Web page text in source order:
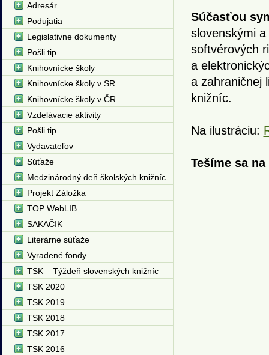
Súčasťou
slovenskými
softvérových
a
a zahraničnej
knižníc.
Na ilustráciu:
Tešíme sa
Adresár
Podujatia
Legislativne dokumenty
Pošli tip
Knihovnícke školy
Knihovnícke školy v SR
Knihovnícke školy v ČR
Vzdelávacie aktivity
Pošli tip
Vydavateľov
Súťaže
Medzinárodný deň školských knižníc
Projekt Záložka
TOP WebLIB
SAKAČIK
Literárne súťaže
Vyradené fondy
TSK – Týždeň slovenských knižníc
TSK 2020
TSK 2019
TSK 2018
TSK 2017
TSK 2016